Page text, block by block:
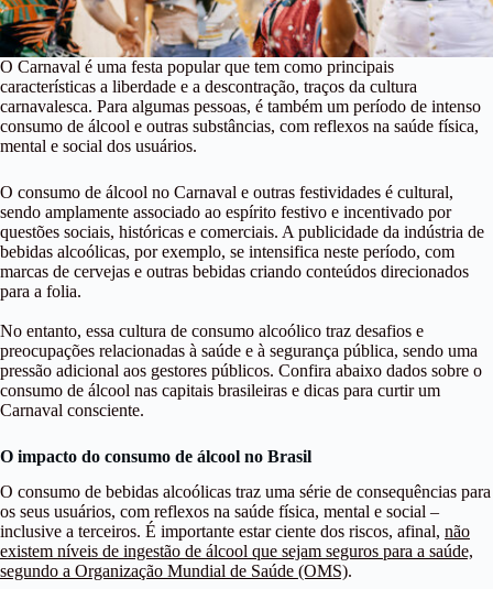
O Carnaval é uma festa popular que tem como principais
características a liberdade e a descontração, traços da cultura
carnavalesca. Para algumas pessoas, é também um período de intenso
consumo de álcool e outras substâncias, com reflexos na saúde física,
mental e social dos usuários.
O consumo de álcool no Carnaval e outras festividades é cultural,
sendo amplamente associado ao espírito festivo e incentivado por
questões sociais, históricas e comerciais. A publicidade da indústria de
bebidas alcoólicas, por exemplo, se intensifica neste período, com
marcas de cervejas e outras bebidas criando conteúdos direcionados
para a folia.
No entanto, essa cultura de consumo alcoólico traz desafios e
preocupações relacionadas à saúde e à segurança pública, sendo uma
pressão adicional aos gestores públicos. Confira abaixo dados sobre o
consumo de álcool nas capitais brasileiras e dicas para curtir um
Carnaval consciente.
O impacto do consumo de álcool no Brasil
O consumo de bebidas alcoólicas traz uma série de consequências para
os seus usuários, com reflexos na saúde física, mental e social –
inclusive a terceiros. É importante estar ciente dos riscos, afinal, não
existem níveis de ingestão de álcool que sejam seguros para a saúde,
segundo a Organização Mundial de Saúde (OMS).